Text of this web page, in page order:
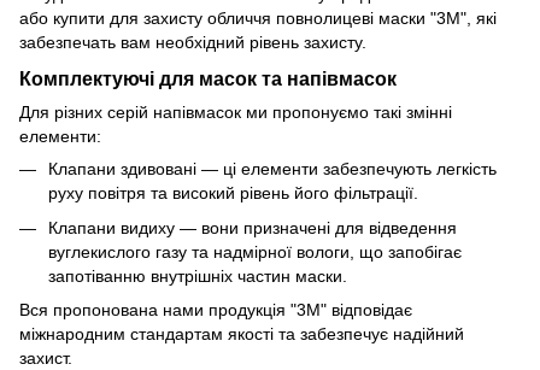
або купити для захисту обличчя повнолицеві маски "3М", які
забезпечать вам необхідний рівень захисту.
Комплектуючі для масок та напівмасок
Для різних серій напівмасок ми пропонуємо такі змінні
елементи:
Клапани здивовані — ці елементи забезпечують легкість
руху повітря та високий рівень його фільтрації.
Клапани видиху — вони призначені для відведення
вуглекислого газу та надмірної вологи, що запобігає
запотіванню внутрішніх частин маски.
Вся пропонована нами продукція "3М" відповідає
міжнародним стандартам якості та забезпечує надійний
захист.